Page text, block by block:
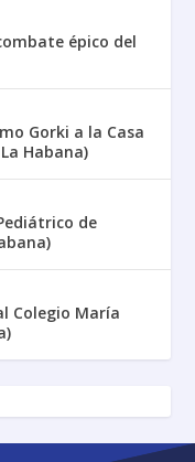
épico del
Gorki a la Casa
Habana)
de
Colegio María